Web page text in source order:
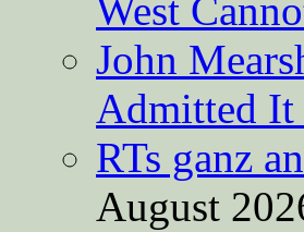
West
John
Admitted It
RTs ganz
August